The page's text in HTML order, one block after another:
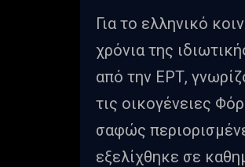
Για το ελληνικό
χρόνια της
από την ΕΡΤ,
τις οικογένειες
σαφώς
εξελίχθηκε σε